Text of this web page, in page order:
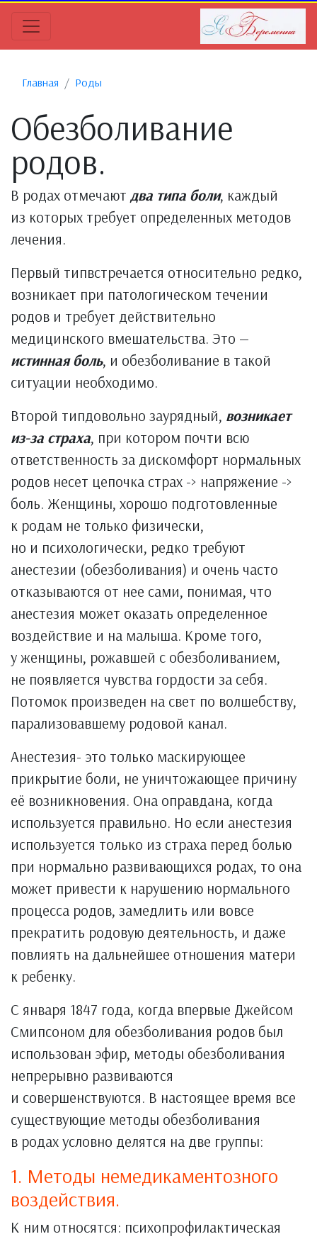
Главная Роды
Обезболивание
родов.
В родах отмечают два типа боли, каждый
из которых требует определенных методов
лечения.
Первый типвстречается относительно редко,
возникает при патологическом течении
родов и требует действительно
медицинского вмешательства. Это —
истинная боль, и обезболивание в такой
ситуации необходимо.
Второй типдовольно заурядный, возникает
из-за страха, при котором почти всю
ответственность за дискомфорт нормальных
родов несет цепочка страх -> напряжение ->
боль. Женщины, хорошо подготовленные
к родам не только физически,
но и психологически, редко требуют
анестезии (обезболивания) и очень часто
отказываются от нее сами, понимая, что
анестезия может оказать определенное
воздействие и на малыша. Кроме того,
у женщины, рожавшей с обезболиванием,
не появляется чувства гордости за себя.
Потомок произведен на свет по волшебству,
парализовавшему родовой канал.
Анестезия- это только маскирующее
прикрытие боли, не уничтожающее причину
её возникновения. Она оправдана, когда
используется правильно. Но если анестезия
используется только из страха перед болью
при нормально развивающихся родах, то она
может привести к нарушению нормального
процесса родов, замедлить или вовсе
прекратить родовую деятельность, и даже
повлиять на дальнейшее отношения матери
к ребенку.
С января 1847 года, когда впервые Джейсом
Смипсоном для обезболивания родов был
использован эфир, методы обезболивания
непрерывно развиваются
и совершенствуются. В настоящее время все
существующие методы обезболивания
в родах условно делятся на две группы:
1. Методы немедикаментозного
воздействия.
К ним относятся: психопрофилактическая